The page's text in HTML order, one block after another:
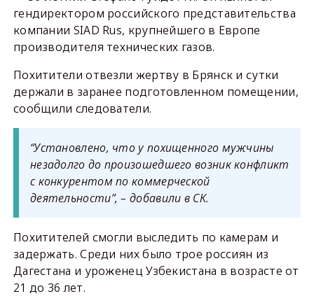
гендиректором российского представительства
компании SIAD Rus, крупнейшего в Европе
производителя технических газов.
Похитители отвезли жертву в Брянск и сутки
держали в заранее подготовленном помещении,
сообщили следователи.
“Установлено, что у похищенного мужчины
незадолго до произошедшего возник конфликт
с конкурентом по коммерческой
деятельности”, – добавили в СК.
Похитителей смогли выследить по камерам и
задержать. Среди них было трое россиян из
Дагестана и уроженец Узбекистана в возрасте от
21 до 36 лет.